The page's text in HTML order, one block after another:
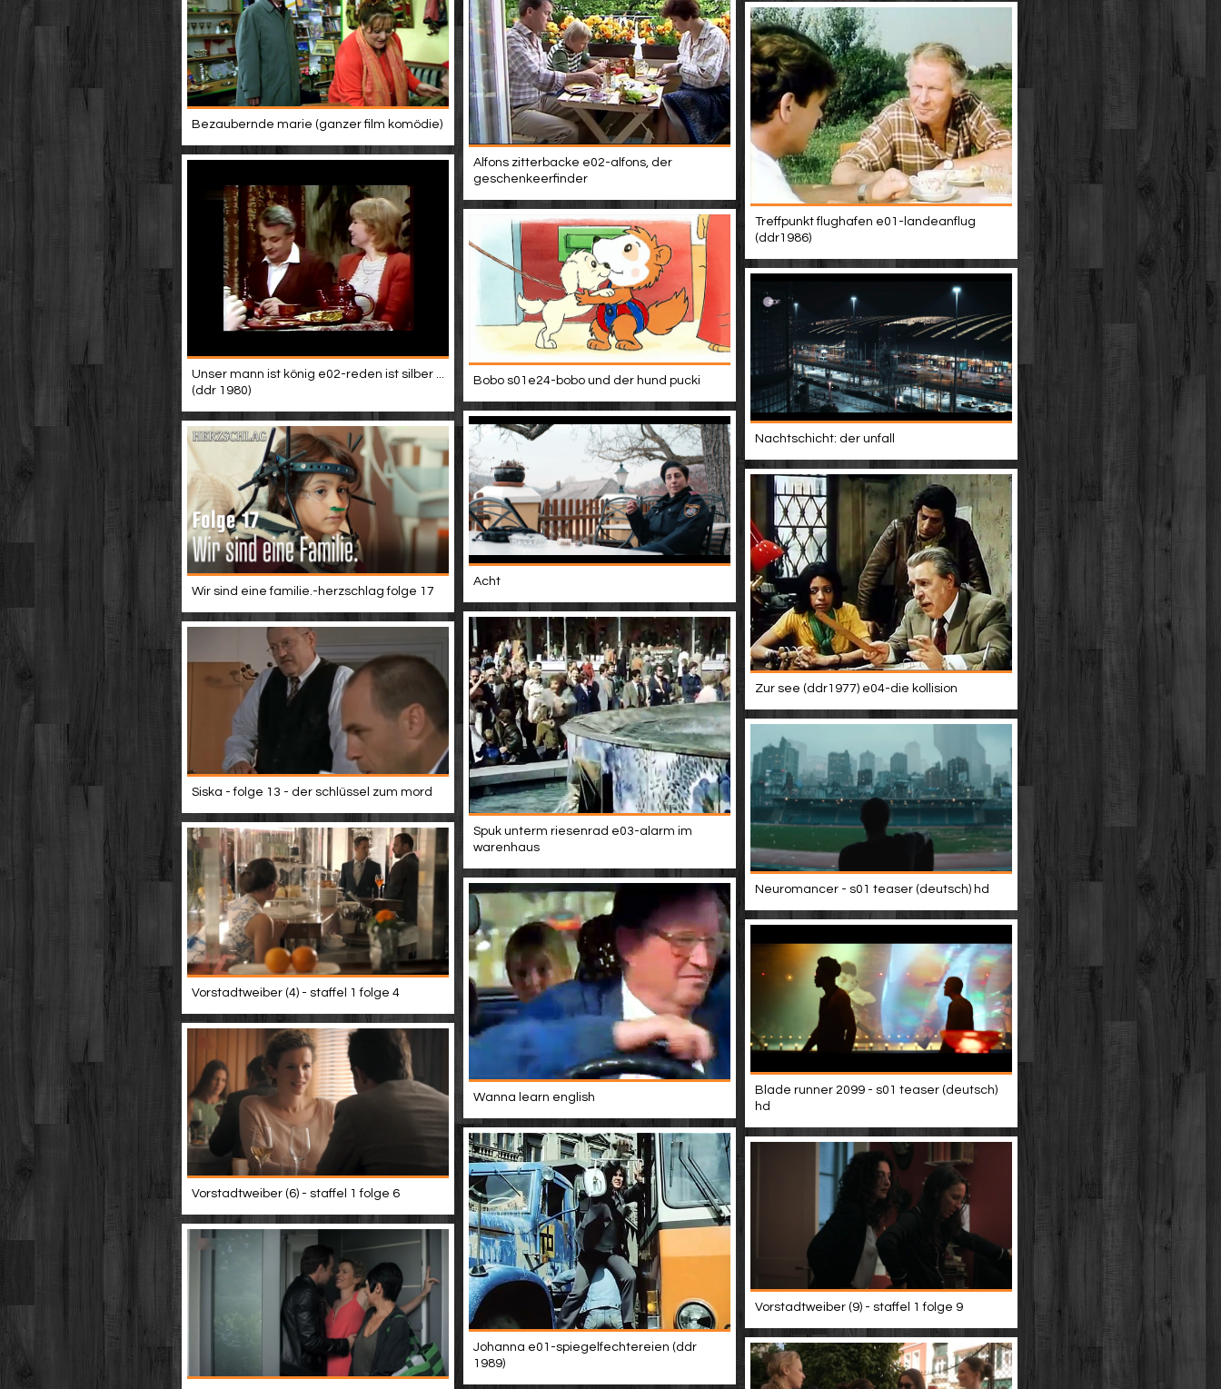
Alfons zitterbacke e02-alfons, der
geschenkeerfinder
Bezaubernde marie (ganzer film komödie)
Treffpunkt flughafen e01-landeanflug
(ddr1986)
Unser mann ist könig e02-reden ist silber ...
(ddr 1980)
Bobo s01e24-bobo und der hund pucki
Nachtschicht: der unfall
Acht
Wir sind eine familie.-herzschlag folge 17
Zur see (ddr1977) e04-die kollision
Spuk unterm riesenrad e03-alarm im
warenhaus
Siska - folge 13 - der schlüssel zum mord
Neuromancer - s01 teaser (deutsch) hd
Vorstadtweiber (4) - staffel 1 folge 4
Wanna learn english
Blade runner 2099 - s01 teaser (deutsch)
hd
Vorstadtweiber (6) - staffel 1 folge 6
Johanna e01-spiegelfechtereien (ddr
1989)
Vorstadtweiber (9) - staffel 1 folge 9